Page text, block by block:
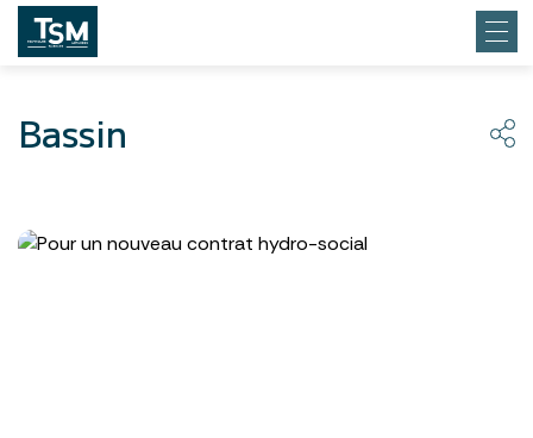
Bassin